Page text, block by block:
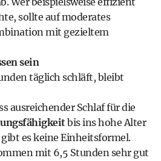
sollte auf moderates
mit gezieltem
sein
täglich schläft, bleibt
ausreichender Schlaf für die
bis ins hohe Alter
es keine Einheitsformel.
mit 6,5 Stunden sehr gut